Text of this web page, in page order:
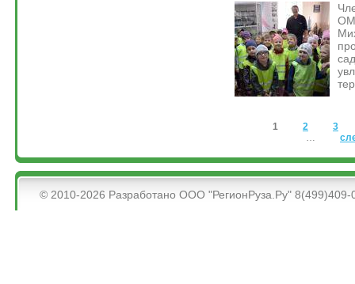
Страницы
1 2
3
&bsps;
© 2010-2026 Разработано ООО "РегионРуза.Ру" 8(499)409-